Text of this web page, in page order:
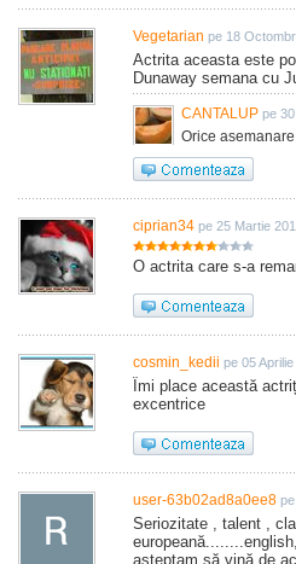
Vegetarian pe 18
Actrita aceasta este
Dunaway semana cu
CANTALUP pe
Orice
ciprian34 pe 25 Martie
O actrita care s-a
cosmin_kedii pe 05
Îmi place această
excentrice
user-63b02ad8a0ee8
Seriozitate , talent ,
așteptam să vină de